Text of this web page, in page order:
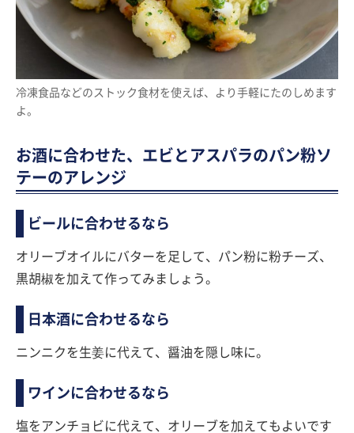
冷凍食品などのストック食材を使えば、より手軽にたのしめます
よ。
お酒に合わせた、エビとアスパラのパン粉ソ
テーのアレンジ
ビールに合わせるなら
オリーブオイルにバターを足して、パン粉に粉チーズ、
黒胡椒を加えて作ってみましょう。
日本酒に合わせるなら
ニンニクを生姜に代えて、醤油を隠し味に。
ワインに合わせるなら
塩をアンチョビに代えて、オリーブを加えてもよいです